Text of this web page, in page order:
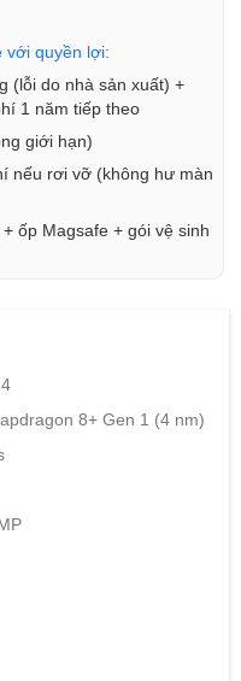
với quyền lợi:
(lỗi do nhà sản xuất) +
1 năm tiếp theo
giới hạn)
nếu rơi vỡ (không hư màn
ốp Magsafe + gói vệ sinh
8+ Gen 1 (4 nm)